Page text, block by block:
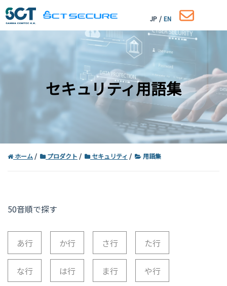
JP / EN
セキュリティ用語集
ホーム プロダクト セキュリティ 用語集
50音順で探す
あ行 か行 さ行 た行
な行 は行 ま行 や行